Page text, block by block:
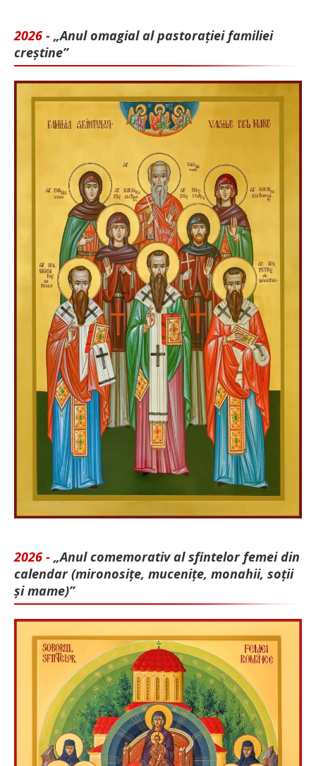
2026 - „Anul omagial al pastorației familiei
creștine”
2026 - „Anul comemorativ al sfintelor femei din
calendar (mironosițe, mu­cenițe, monahii, soții
și mame)”